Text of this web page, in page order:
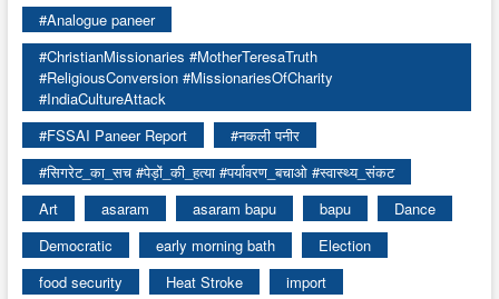
#Analogue paneer
#ChristianMissionaries #MotherTeresaTruth
#ReligiousConversion #MissionariesOfCharity
#IndiaCultureAttack
#FSSAI Paneer Report
#नकली पनीर
#सिगरेट_का_सच #पेड़ों_की_हत्या #पर्यावरण_बचाओ #स्वास्थ्य_संकट
Art
asaram asaram bapu bapu
Dance
Democratic
early morning bath
Election
food security
Heat Stroke
import